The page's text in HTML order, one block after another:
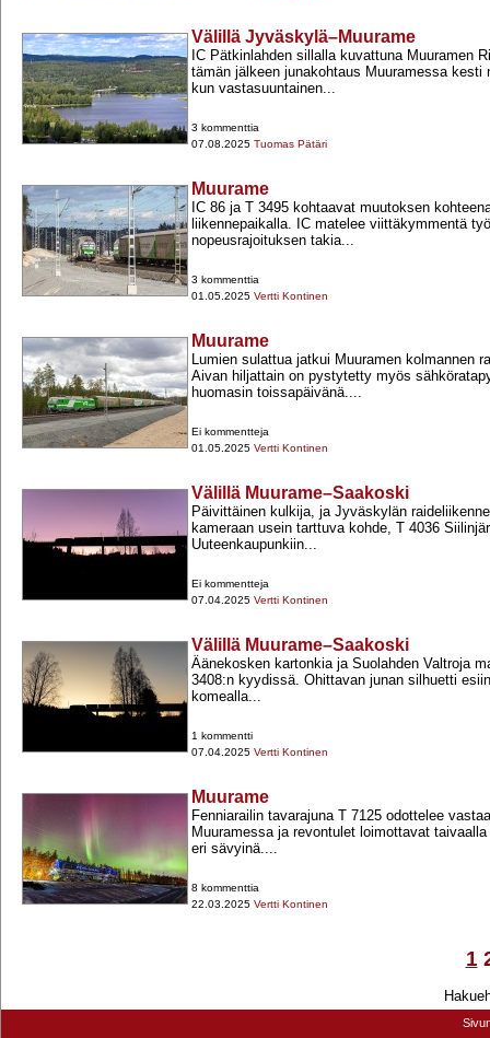
Välillä Jyväskylä–Muurame
IC Pätkinlahden sillalla kuvattuna Muuramen
tämän jälkeen junakohtaus Muuramessa kesti
kun vastasuuntainen...
3 kommenttia
07.08.2025 Tuomas Pätäri
Muurame
IC 86 ja T 3495 kohtaavat muutoksen
liikennepaikalla. IC matelee viittäkymmentä
nopeusrajoituksen takia...
3 kommenttia
01.05.2025 Vertti Kontinen
Muurame
Lumien sulattua jatkui Muuramen kolmannen
Aivan hiljattain on pystytetty myös
huomasin toissapäivänä....
Ei kommentteja
01.05.2025 Vertti Kontinen
Välillä Muurame–Saakoski
Päivittäinen kulkija, ja Jyväskylän
kameraan usein tarttuva kohde, T 4036
Uuteenkaupunkiin...
Ei kommentteja
07.04.2025 Vertti Kontinen
Välillä Muurame–Saakoski
Äänekosken kartonkia ja Suolahden Valtroja
3408:n kyydissä. Ohittavan junan silhuetti
komealla...
1 kommentti
07.04.2025 Vertti Kontinen
Muurame
Fenniarailin tavarajuna T 7125 odottelee
Muuramessa ja revontulet loimottavat
eri sävyinä....
8 kommenttia
22.03.2025 Vertti Kontinen
1